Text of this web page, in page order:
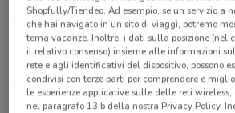
Via Crea, 10/a Grugliasco
7.5 km
APERTO
Via Cacciatori 103 Nichelino
Shopfully/Tiendeo. Ad esempio, se un servizio a
che hai navigato in un sito di viaggi, potremo
tema vacanze. Inoltre, i dati sulla posizione (nel
il relativo consenso) insieme alle informazioni
rete e agli identificativi del dispositivo, possono
condivisi con terze parti per comprendere e
le esperienze applicative sulle delle reti
nel paragrafo 13.b della nostra Privacy Policy.